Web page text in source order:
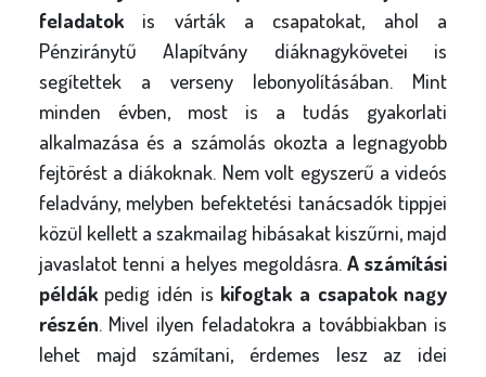
feladatokis várták a csapatokat, ahol a
Pénziránytű Alapítvány diáknagykövetei is
segítettek a verseny lebonyolításában. Mint
minden évben, most is a tudás gyakorlati
alkalmazása és a számolás okozta a legnagyobb
fejtörést a diákoknak. Nem volt egyszerű a videós
feladvány, melyben befektetési tanácsadók tippjei
közül kellett a szakmailag hibásakat kiszűrni, majd
javaslatot tenni a helyes megoldásra.A számítási
példákpedig idén is kifogtak a csapatok nagy
részén. Mivel ilyen feladatokra a továbbiakban is
lehet majd számítani, érdemes lesz az idei